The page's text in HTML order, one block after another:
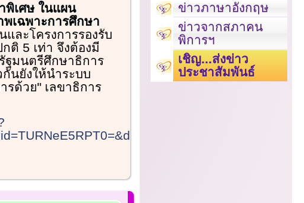
พิเศษ ในแผน
เฉพาะการศึกษา
ละโครงการรองรับ
ติ 5 เท่า จึงต้องมี
ฐมนตรีศึกษาธิการ
นยังให้นำระบบ
รด้วย" เลขาธิการ
ข่าวภาษาอังกฤษ
ข่าวจากสภาคน
พิการฯ
เชิญ...ส่งข่าว
ประชาสัมพันธ์